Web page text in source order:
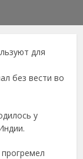
для
без вести во
у